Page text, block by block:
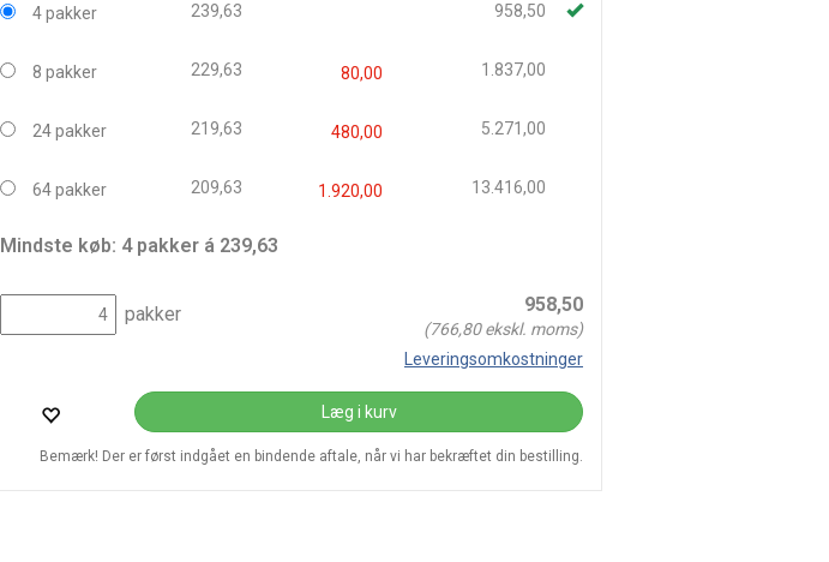
4 pakker 239,63 958,50
8 pakker 229,63 80,00 1.837,00
24 pakker 219,63 480,00 5.271,00
64 pakker 209,63 1.920,00 13.416,00
Mindste køb: 4 pakker á 239,63
pakker 958,50
(766,80ekskl. moms)
Leveringsomkostninger
Læg i kurv
Bemærk! Der er først indgået en bindende aftale, når vi har bekræftet din bestilling.